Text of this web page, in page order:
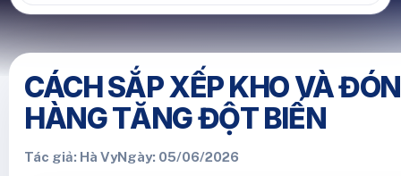
CÁCH SẮP XẾP KHO VÀ
HÀNG TĂNG ĐỘT BIẾN
Tác giả: Hà VyNgày: 05/06/2026